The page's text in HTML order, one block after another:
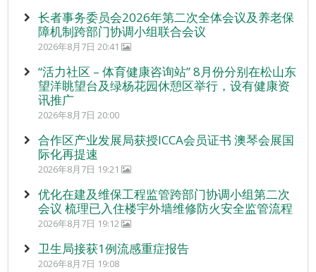
长者事务委员会2026年第二次全体会议及养老保
障机制跨部门协调小组联合会议
2026年8月7日 20:41
“活力社区 – 体育健康咨询站” 8月份分别在松山东
望洋眺望台及绿杨花园休憩区举行，设有健康资
讯推广
2026年8月7日 20:00
合作区产业发展局获授ICCA会员证书 澳琴会展国
际化再提速
2026年8月7日 19:21
优化在建及维保工程监管跨部门协调小组第二次
会议 梳理已入住楼宇外墙维修防火安全监管流程
2026年8月7日 19:12
卫生局接获1例流感重症报告
2026年8月7日 19:08